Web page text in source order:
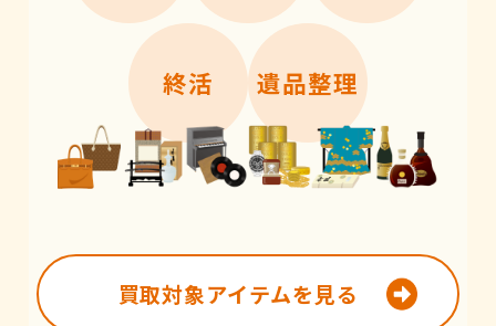
終活 遺品整理
買取対象アイテムを見る